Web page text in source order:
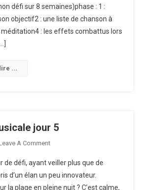
8
défi sur 8 semaines)phase : 1 :
objectif2 : une liste de chanson à
méditation4 : les effets combattus lors
...
jour 5
A CommentOn
Musicale
Jour
5
de défi, ayant veiller plus que de
d’un élan un peu innovateur.
la plage en pleine nuit ? C’est calme,